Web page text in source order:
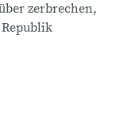
zerbrechen,